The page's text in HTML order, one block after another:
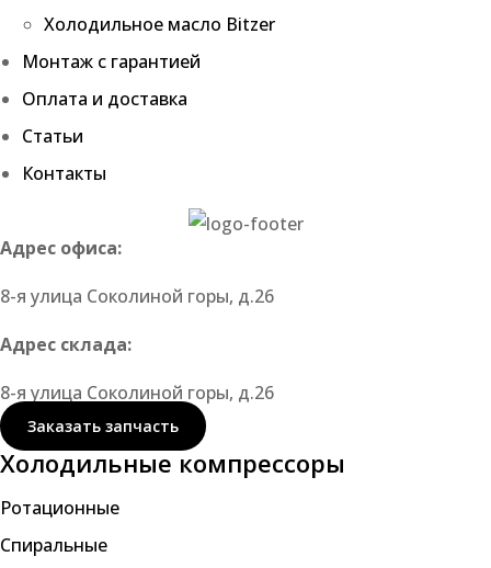
Холодильное масло Bitzer
Монтаж с гарантией
Оплата и доставка
Статьи
Контакты
Адрес офиса:
8-я улица Соколиной горы, д.26
Адрес склада:
8-я улица Соколиной горы, д.26
Заказать запчасть
Холодильные компрессоры
Ротационные
Спиральные